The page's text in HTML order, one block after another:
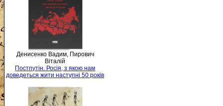
Денисенко Вадим, Пирович
Віталій
Постпутін. Росія, з якою нам
доведеться жити наступні 50 років